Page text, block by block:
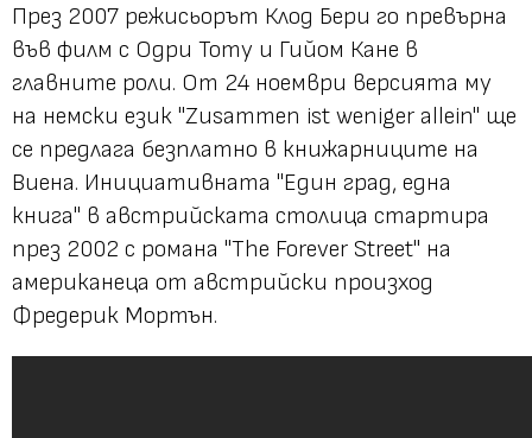
През 2007 режисьорът Клод Бери го превърна
във филм с Одри Тоту и Гийом Кане в
главните роли. От 24 ноември версията му
на немски език "Zusammen ist weniger allein" ще
се предлага безплатно в книжарниците на
Виена. Инициативната "Един град, една
книга" в австрийската столица стартира
през 2002 с романа "The Forever Street" на
американеца от австрийски произход
Фредерик Мортън.